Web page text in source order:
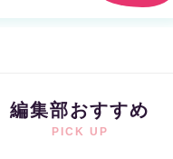
編集部おすすめ
PICK UP